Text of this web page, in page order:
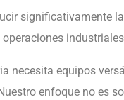
significativamente
necesita equipos
enfoque no es